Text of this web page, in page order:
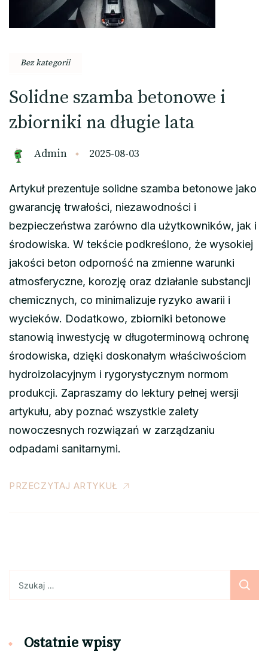
Bez kategorii
Solidne szamba betonowe i
zbiorniki na długie lata
Admin 2025-08-03
Artykuł prezentuje solidne szamba betonowe jako
gwarancję trwałości, niezawodności i
bezpieczeństwa zarówno dla użytkowników, jak i
środowiska. W tekście podkreślono, że wysokiej
jakości beton odporność na zmienne warunki
atmosferyczne, korozję oraz działanie substancji
chemicznych, co minimalizuje ryzyko awarii i
wycieków. Dodatkowo, zbiorniki betonowe
stanowią inwestycję w długoterminową ochronę
środowiska, dzięki doskonałym właściwościom
hydroizolacyjnym i rygorystycznym normom
produkcji. Zapraszamy do lektury pełnej wersji
artykułu, aby poznać wszystkie zalety
nowoczesnych rozwiązań w zarządzaniu
odpadami sanitarnymi.
PRZECZYTAJ ARTYKUŁ
Ostatnie wpisy